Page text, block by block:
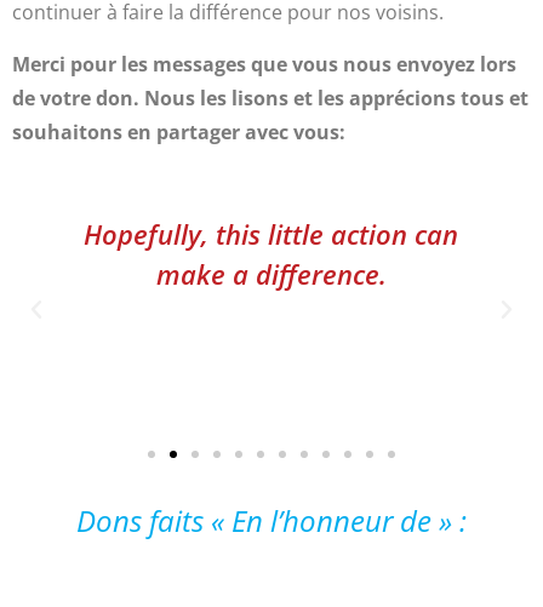
continuer à faire la différence pour nos voisins.
Merci pour les messages que vous nous envoyez lors
de votre don. Nous les lisons et les apprécions tous et
souhaitons en partager avec vous:
Hopefully, this little action can
make a difference.
Dons faits « En l’honneur de » :